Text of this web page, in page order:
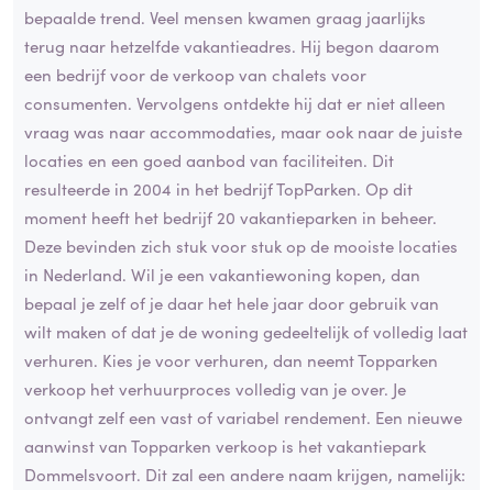
bepaalde trend. Veel mensen kwamen graag jaarlijks
terug naar hetzelfde vakantieadres. Hij begon daarom
een bedrijf voor de verkoop van chalets voor
consumenten. Vervolgens ontdekte hij dat er niet alleen
vraag was naar accommodaties, maar ook naar de juiste
locaties en een goed aanbod van faciliteiten. Dit
resulteerde in 2004 in het bedrijf TopParken. Op dit
moment heeft het bedrijf 20 vakantieparken in beheer.
Deze bevinden zich stuk voor stuk op de mooiste locaties
in Nederland. Wil je een vakantiewoning kopen, dan
bepaal je zelf of je daar het hele jaar door gebruik van
wilt maken of dat je de woning gedeeltelijk of volledig laat
verhuren. Kies je voor verhuren, dan neemt Topparken
verkoop het verhuurproces volledig van je over. Je
ontvangt zelf een vast of variabel rendement. Een nieuwe
aanwinst van Topparken verkoop is het vakantiepark
Dommelsvoort. Dit zal een andere naam krijgen, namelijk: